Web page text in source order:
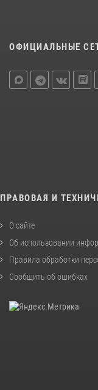
ОФИЦИАЛЬНЫЕ
ПРАВОВАЯ И
О сайте
Об использовании
Правила обработки
Сообщить об ошибках